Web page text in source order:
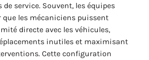
de service. Souvent, les équipes
que les mécaniciens puissent
directe avec les véhicules,
inutiles et maximisant
Cette configuration